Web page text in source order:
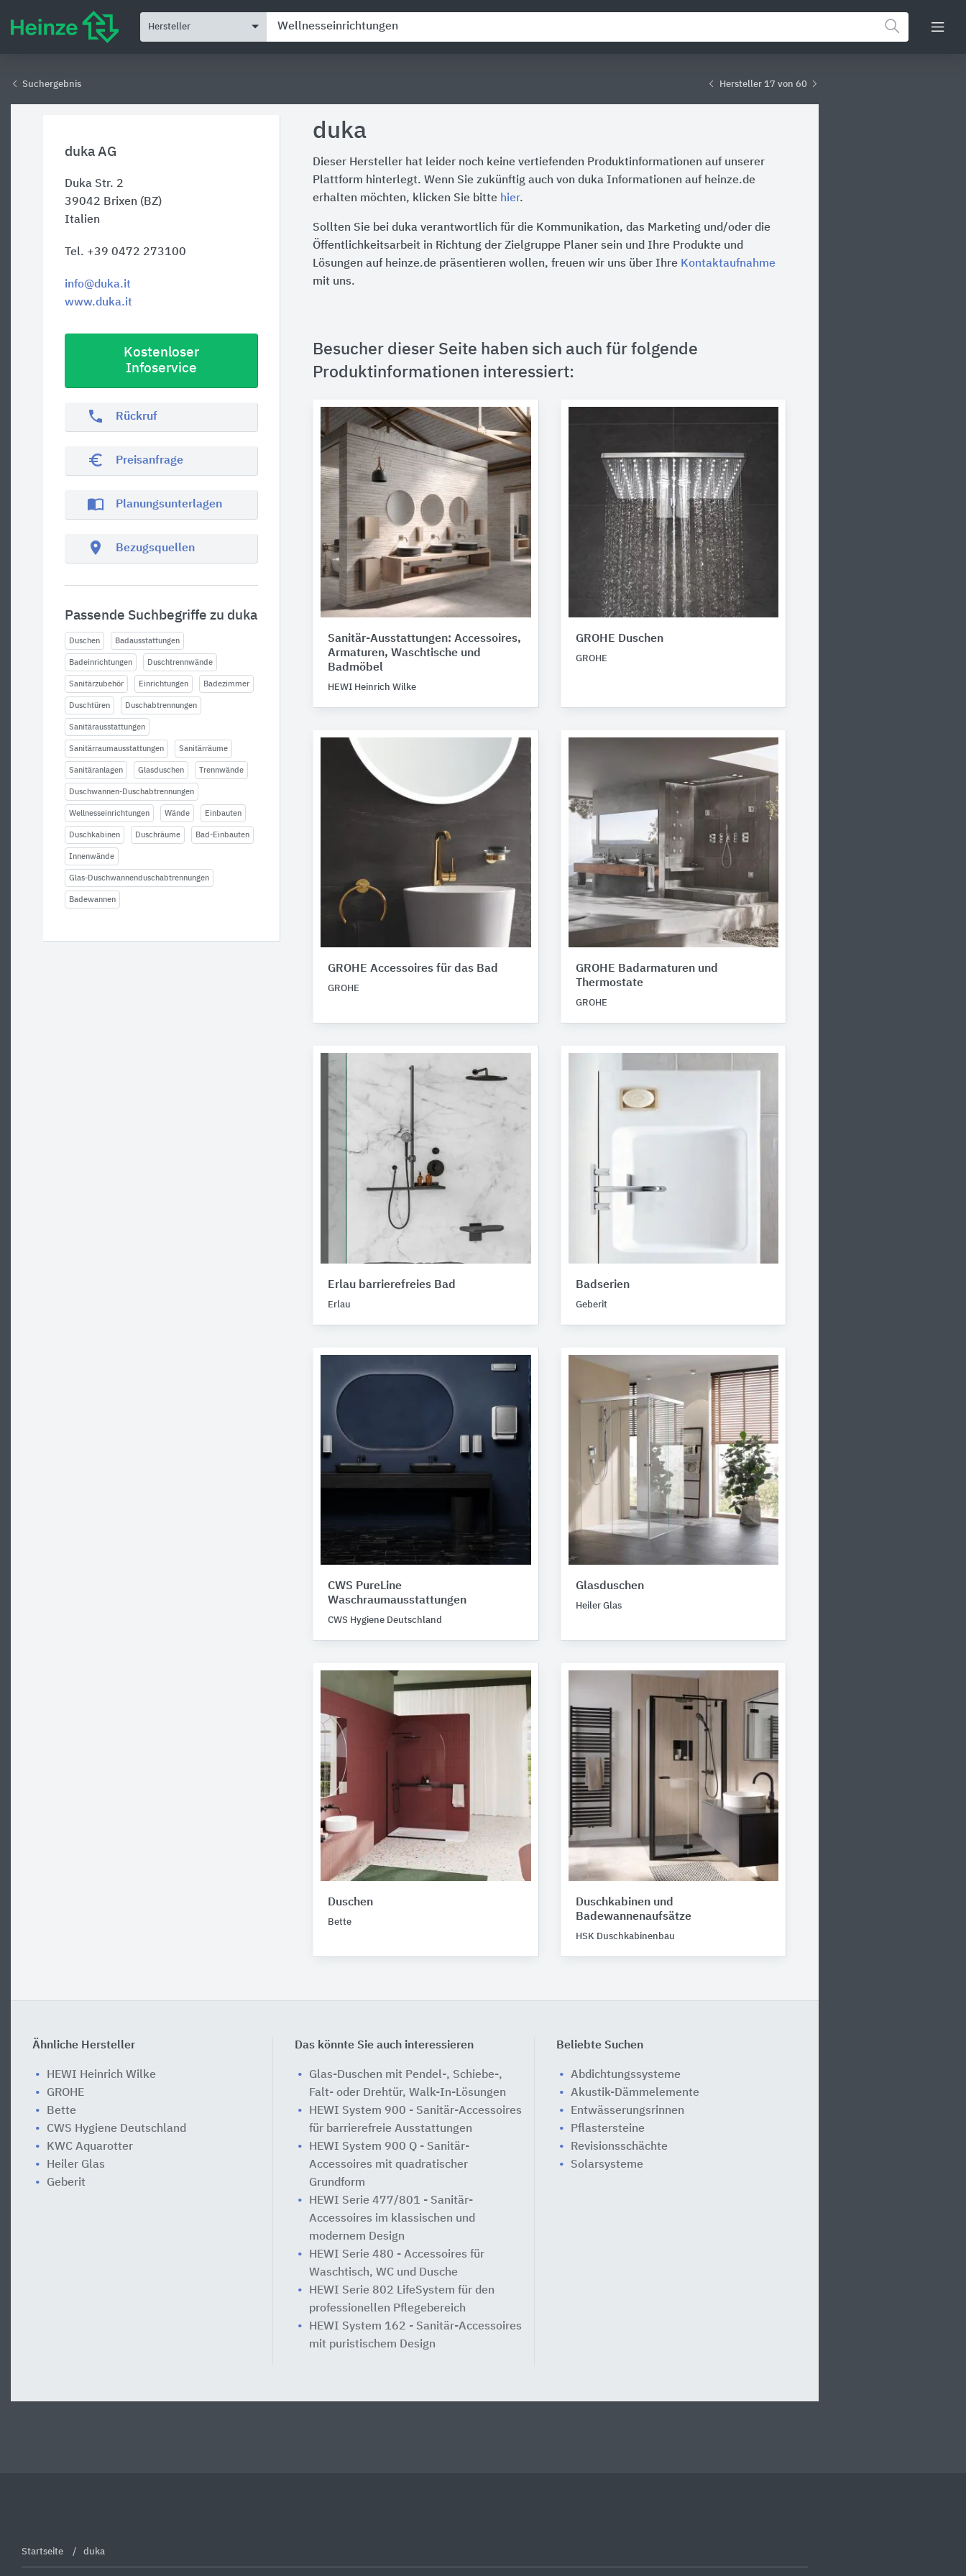
Hersteller
Suchergebnis Hersteller 17 von 60
duka AG
Duka Str. 2
39042 Brixen (BZ)
Italien
Tel. +39 0472 273100
info@duka.it
www.duka.it
Kostenloser
Infoservice
phone Rückruf
euro_symbol Preisanfrage
import_contacts Planungsunterlagen
location_on Bezugsquellen
Passende Suchbegriffe zu duka
Duschen Badausstattungen
Badeinrichtungen Duschtrennwände
Sanitärzubehör Einrichtungen Badezimmer
Duschtüren Duschabtrennungen
Sanitärausstattungen
Sanitärraumausstattungen Sanitärräume
Sanitäranlagen Glasduschen Trennwände
Duschwannen-Duschabtrennungen
Wellnesseinrichtungen Wände Einbauten
Duschkabinen Duschräume Bad-Einbauten
Innenwände
Glas-Duschwannenduschabtrennungen
Badewannen
duka
Dieser Hersteller hat leider noch keine vertiefenden Produktinformationen auf unserer
Plattform hinterlegt. Wenn Sie zukünftig auch von duka Informationen auf heinze.de
erhalten möchten, klicken Sie bitte hier.
Sollten Sie bei duka verantwortlich für die Kommunikation, das Marketing und/oder die
Öffentlichkeitsarbeit in Richtung der Zielgruppe Planer sein und Ihre Produkte und
Lösungen auf heinze.de präsentieren wollen, freuen wir uns über Ihre Kontaktaufnahme
mit uns.
Besucher dieser Seite haben sich auch für folgende
Produktinformationen interessiert:
Sanitär-Ausstattungen: Accessoires,
Armaturen, Waschtische und
Badmöbel
HEWI Heinrich Wilke
GROHE Duschen
GROHE
GROHE Accessoires für das Bad
GROHE
GROHE Badarmaturen und
Thermostate
GROHE
Erlau barrierefreies Bad
Erlau
Badserien
Geberit
CWS PureLine
Waschraumausstattungen
CWS Hygiene Deutschland
Glasduschen
Heiler Glas
Duschen
Bette
Duschkabinen ​und
Badewannenaufsätze
HSK Duschkabinenbau
Ähnliche Hersteller
HEWI Heinrich Wilke
GROHE
Bette
CWS Hygiene Deutschland
KWC Aquarotter
Heiler Glas
Geberit
Das könnte Sie auch interessieren
Glas-Duschen mit Pendel-, Schiebe-,
Falt- oder Drehtür, Walk-In-Lösungen
HEWI System 900 - Sanitär-Accessoires
für barrierefreie Ausstattungen
HEWI System 900 Q - Sanitär-
Accessoires mit quadratischer
Grundform
HEWI Serie 477/801 - Sanitär-
Accessoires im klassischen und
modernem Design
HEWI Serie 480 - Accessoires für
Waschtisch, WC und Dusche
HEWI Serie 802 LifeSystem für den ​
professionellen Pflegebereich
HEWI System 162 - Sanitär-Accessoires
mit puristischem Design
Beliebte Suchen
Abdichtungssysteme
Akustik-Dämmelemente
Entwässerungsrinnen
Pflastersteine
Revisionsschächte
Solarsysteme
Startseite duka